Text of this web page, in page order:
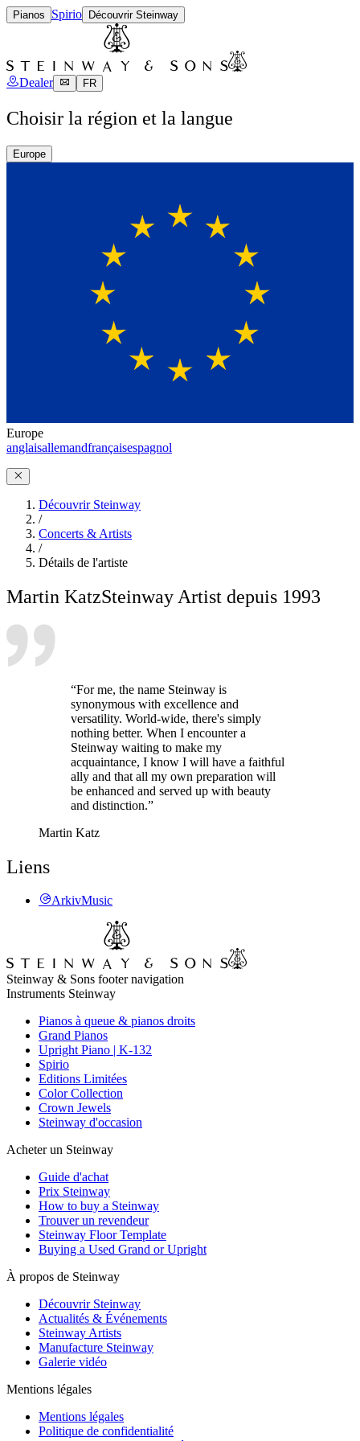
Pianos Spirio Découvrir Steinway
Dealer FR
Choisir la région et la langue
Europe
Europe
anglaisallemandfrançaisespagnol
Découvrir Steinway
/
Concerts & Artists
/
Détails de l'artiste
Martin KatzSteinway Artist depuis 1993
“For me, the name Steinway is
synonymous with excellence and
versatility. World-wide, there's simply
nothing better. When I encounter a
Steinway waiting to make my
acquaintance, I know I will have a faithful
ally and that all my own preparation will
be enhanced and served up with beauty
and distinction.”
Martin Katz
Liens
ArkivMusic
Steinway & Sons footer navigation
Instruments Steinway
Pianos à queue & pianos droits
Grand Pianos
Upright Piano | K-132
Spirio
Editions Limitées
Color Collection
Crown Jewels
Steinway d'occasion
Acheter un Steinway
Guide d'achat
Prix Steinway
How to buy a Steinway
Trouver un revendeur
Steinway Floor Template
Buying a Used Grand or Upright
À propos de Steinway
Découvrir Steinway
Actualités & Événements
Steinway Artists
Manufacture Steinway
Galerie vidéo
Mentions légales
Mentions légales
Politique de confidentialité